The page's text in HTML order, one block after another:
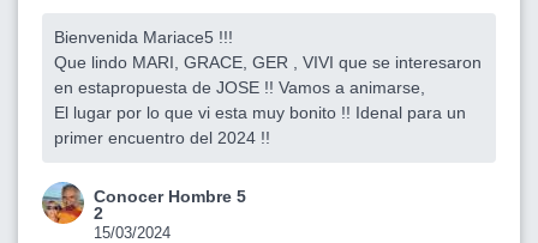
Bienvenida Mariace5 !!!
Que lindo MARI, GRACE, GER , VIVI que se interesaron
en estapropuesta de JOSE !! Vamos a animarse,
El lugar por lo que vi esta muy bonito !! Idenal para un
primer encuentro del 2024 !!
Conocer Hombre 5
2
15/03/2024